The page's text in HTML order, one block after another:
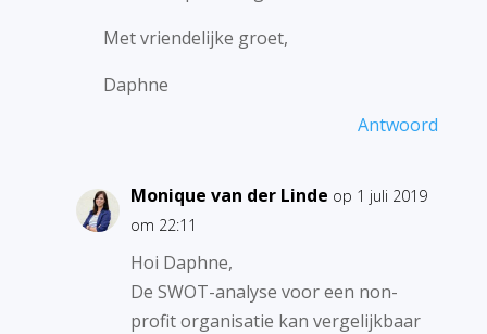
Met vriendelijke groet,
Daphne
Antwoord
Monique van der Linde op 1 juli 2019
om 22:11
Hoi Daphne,
De SWOT-analyse voor een non-
profit organisatie kan vergelijkbaar